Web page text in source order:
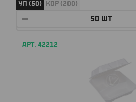
УП (50) КОР (200)
АРТ. 42212